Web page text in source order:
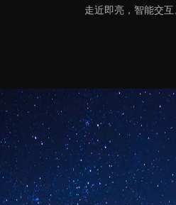
走近即亮，智能交互